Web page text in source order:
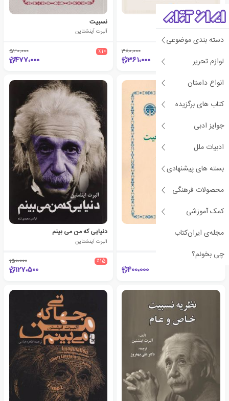
دسته بندی موضوعی
لوازم تحریر
انواع داستان
کتاب های برگزیده
جوایز ادبی
ادبیات ملل
بسته های پیشنهادی
محصولات فرهنگی
کمک آموزشی
مجله‌ی ایران‌کتاب
چی بخونم؟
چرا جنگ؟
زیگموند فروید
380،000
361،000
نسبیت
آلبرت آینشتاین
٪10 530،000
477،000
فیزیک و واقعیت
400،000
دنیایی که من می بینم
آلبرت آینشتاین
٪15 150،000
127،500